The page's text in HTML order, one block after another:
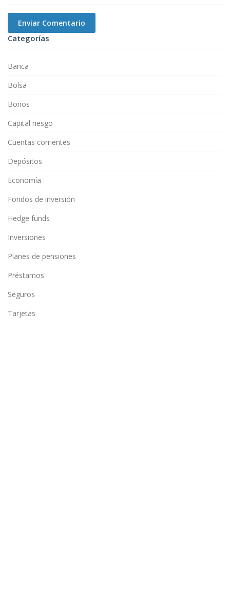
Enviar Comentario
Categorías
Banca
Bolsa
Bonos
Capital riesgo
Cuentas corrientes
Depósitos
Economía
Fondos de inversión
Hedge funds
Inversiones
Planes de pensiones
Préstamos
Seguros
Tarjetas